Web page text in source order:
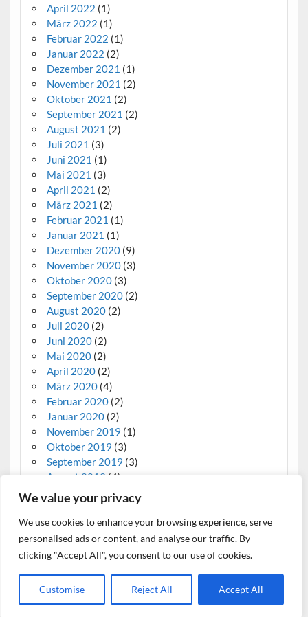
We value your privacy
We use cookies to enhance your browsing experience, serve
personalised ads or content, and analyse our traffic. By
clicking "Accept All", you consent to our use of cookies.
Customise Reject All Accept All
April 2022 (1)
März 2022 (1)
Februar 2022 (1)
Januar 2022 (2)
Dezember 2021 (1)
November 2021 (2)
Oktober 2021 (2)
September 2021 (2)
August 2021 (2)
Juli 2021 (3)
Juni 2021 (1)
Mai 2021 (3)
April 2021 (2)
März 2021 (2)
Februar 2021 (1)
Januar 2021 (1)
Dezember 2020(9)
November 2020(3)
Oktober 2020(3)
September 2020(2)
August 2020(2)
Juli 2020(2)
Juni 2020(2)
Mai 2020(2)
April 2020(2)
März 2020(4)
Februar 2020(2)
Januar 2020(2)
November 2019 (1)
Oktober 2019 (3)
September 2019 (3)
August 2019 (4)
Erstellt mit WordPress Courage.
Website weiterhin nutzt, stimmst du der Verwendung von Cookies zu.
Weitere Informationen, beispielsweise zur Kontrolle von Cookies, findest